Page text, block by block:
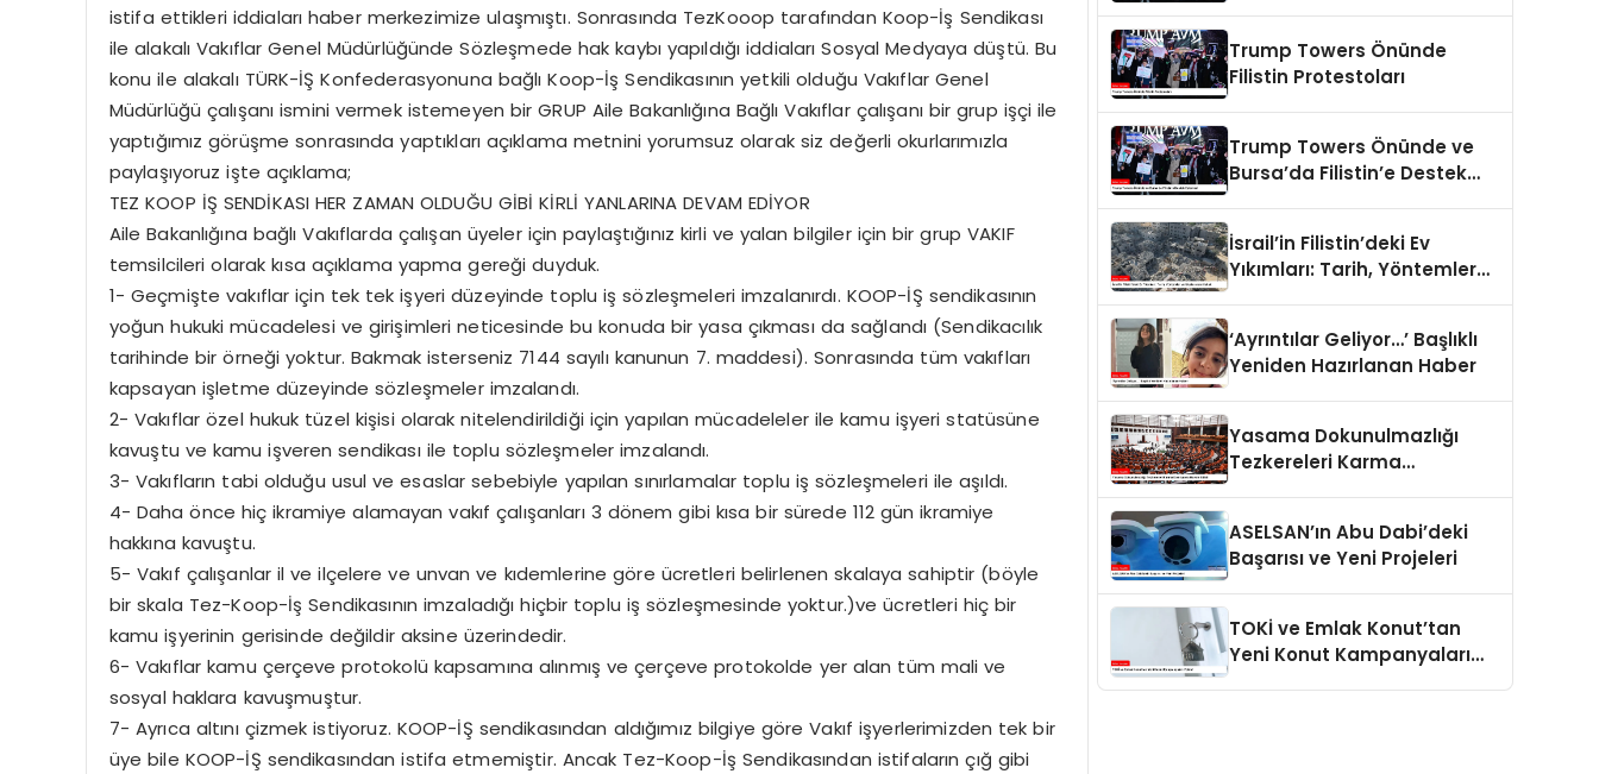
istifa ettikleri iddiaları haber merkezimize ulaşmıştı. Sonrasında TezKooop tarafından Koop-İş Sendikası
ile alakalı Vakıflar Genel Müdürlüğünde Sözleşmede hak kaybı yapıldığı iddiaları Sosyal Medyaya düştü. Bu
konu ile alakalı TÜRK-İŞ Konfederasyonuna bağlı Koop-İş Sendikasının yetkili olduğu Vakıflar Genel
Müdürlüğü çalışanı ismini vermek istemeyen bir GRUP Aile Bakanlığına Bağlı Vakıflar çalışanı bir grup işçi ile
yaptığımız görüşme sonrasında yaptıkları açıklama metnini yorumsuz olarak siz değerli okurlarımızla
paylaşıyoruz işte açıklama;
TEZ KOOP İŞ SENDİKASI HER ZAMAN OLDUĞU GİBİ KİRLİ YANLARINA DEVAM EDİYOR
Aile Bakanlığına bağlı Vakıflarda çalışan üyeler için paylaştığınız kirli ve yalan bilgiler için bir grup VAKIF
temsilcileri olarak kısa açıklama yapma gereği duyduk.
1- Geçmişte vakıflar için tek tek işyeri düzeyinde toplu iş sözleşmeleri imzalanırdı. KOOP-İŞ sendikasının
yoğun hukuki mücadelesi ve girişimleri neticesinde bu konuda bir yasa çıkması da sağlandı (Sendikacılık
tarihinde bir örneği yoktur. Bakmak isterseniz 7144 sayılı kanunun 7. maddesi). Sonrasında tüm vakıfları
kapsayan işletme düzeyinde sözleşmeler imzalandı.
2- Vakıflar özel hukuk tüzel kişisi olarak nitelendirildiği için yapılan mücadeleler ile kamu işyeri statüsüne
kavuştu ve kamu işveren sendikası ile toplu sözleşmeler imzalandı.
3- Vakıfların tabi olduğu usul ve esaslar sebebiyle yapılan sınırlamalar toplu iş sözleşmeleri ile aşıldı.
4- Daha önce hiç ikramiye alamayan vakıf çalışanları 3 dönem gibi kısa bir sürede 112 gün ikramiye
hakkına kavuştu.
5- Vakıf çalışanlar il ve ilçelere ve unvan ve kıdemlerine göre ücretleri belirlenen skalaya sahiptir (böyle
bir skala Tez-Koop-İş Sendikasının imzaladığı hiçbir toplu iş sözleşmesinde yoktur.)ve ücretleri hiç bir
kamu işyerinin gerisinde değildir aksine üzerindedir.
6- Vakıflar kamu çerçeve protokolü kapsamına alınmış ve çerçeve protokolde yer alan tüm mali ve
sosyal haklara kavuşmuştur.
7- Ayrıca altını çizmek istiyoruz. KOOP-İŞ sendikasından aldığımız bilgiye göre Vakıf işyerlerimizden tek bir
üye bile KOOP-İŞ sendikasından istifa etmemiştir. Ancak Tez-Koop-İş Sendikasından istifaların çığ gibi
Trump Towers Önünde
Filistin Protestoları
Trump Towers Önünde ve
Bursa’da Filistin’e Destek
İsrail’in Filistin’deki Ev
Yıkımları: Tarih, Yöntemler
‘Ayrıntılar Geliyor…’ Başlıklı
Yeniden Hazırlanan Haber
Yasama Dokunulmazlığı
Tezkereleri Karma
ASELSAN’ın Abu Dabi’deki
Başarısı ve Yeni Projeleri
TOKİ ve Emlak Konut’tan
Yeni Konut Kampanyaları